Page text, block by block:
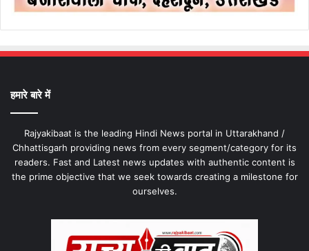
हमारे बारे में
Rajyakibaat is the leading Hindi News portal in Uttarakhand /
Chhattisgarh providing news from every segment/category for its
readers. Fast and Latest news updates with authentic content is
the prime objective that we seek towards creating a milestone for
ourselves.